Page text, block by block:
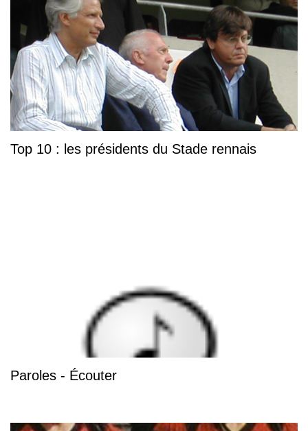
Top 10 : les présidents du Stade rennais
Paroles - Écouter